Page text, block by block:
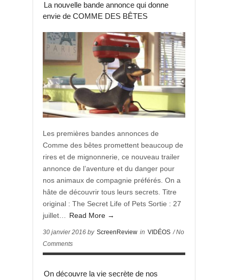
La nouvelle bande annonce qui donne
envie de COMME DES BÊTES
Les premières bandes annonces de
Comme des bêtes promettent beaucoup de
rires et de mignonnerie, ce nouveau trailer
annonce de l’aventure et du danger pour
nos animaux de compagnie préférés. On a
hâte de découvrir tous leurs secrets. Titre
original : The Secret Life of Pets Sortie : 27
juillet…
Read More →
30 janvier 2016 by ScreenReview in VIDÉOS / No
Comments
On découvre la vie secrète de nos